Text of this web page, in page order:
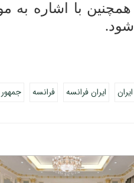
با اشاره به
شود.
ایران فرانسه فرانسه